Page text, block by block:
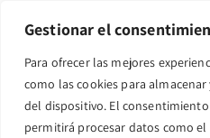
Gestionar el
Para ofrecer las mejores
como las cookies para
del dispositivo. El
permitirá procesar datos como
Paso 5. Por último,
la calabaza, el boniato y un
estará listo para que lo
salsas caseras, ya que estas